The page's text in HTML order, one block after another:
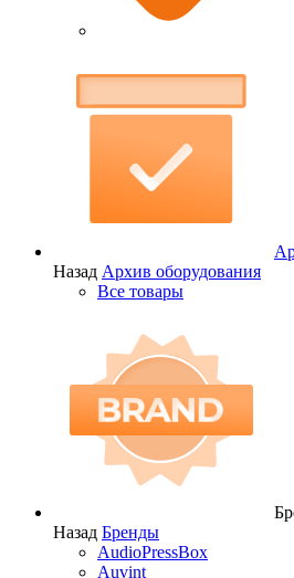
Назад Архив оборудования
Все товары
Назад Бренды
AudioPressBox
Auvint